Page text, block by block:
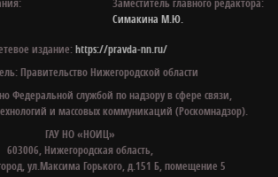
Симакина М.Ю.
издание:https://pravda-nn.ru/
Правительство Нижегородской области
Федеральной службой по надзору в сфере связи,
и массовых коммуникаций (Роскомнадзор).
ГАУ НО «НОИЦ»
603006, Нижегородская область,
ул.Максима Горького, д.151 Б, помещение 5